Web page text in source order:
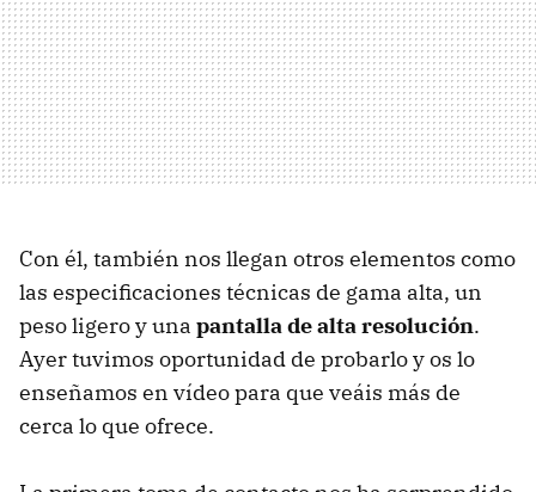
Con él, también nos llegan otros elementos como
las especificaciones técnicas de gama alta, un
peso ligero y una pantalla de alta resolución.
Ayer tuvimos oportunidad de probarlo y os lo
enseñamos en vídeo para que veáis más de
cerca lo que ofrece.